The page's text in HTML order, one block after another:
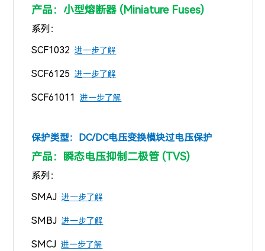
产品：小型熔断器 (Miniature Fuses)
系列：
SCF1032进一步了解
SCF6125进一步了解
SCF61011进一步了解
保护类型： DC/DC电压变换模块过电压保护
产品：瞬态电压抑制二极管 (TVS)
系列：
SMAJ进一步了解
SMBJ进一步了解
SMCJ进一步了解